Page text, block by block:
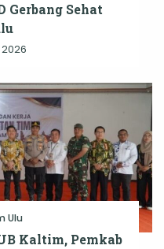
Gerbang Sehat
Ulu
Kaltim, Pemkab